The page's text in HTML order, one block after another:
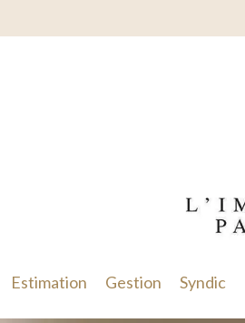
Estimation Gestion Syndic